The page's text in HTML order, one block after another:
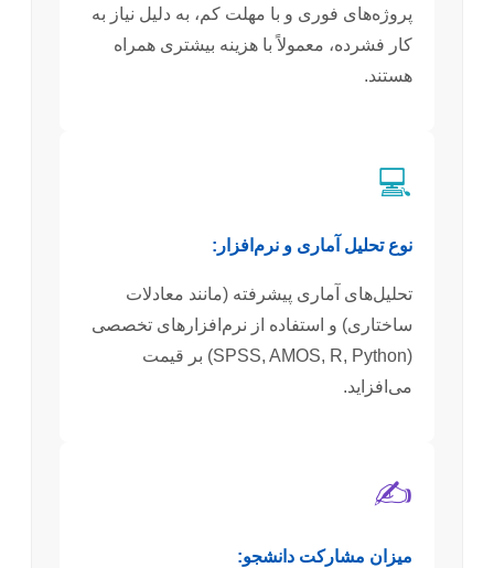
پروژه‌های فوری و با مهلت کم، به دلیل نیاز به
کار فشرده، معمولاً با هزینه بیشتری همراه
هستند.
💻
نوع تحلیل آماری و نرم‌افزار:
تحلیل‌های آماری پیشرفته (مانند معادلات
ساختاری) و استفاده از نرم‌افزارهای تخصصی
(SPSS, AMOS, R, Python) بر قیمت
می‌افزاید.
✍️
میزان مشارکت دانشجو: